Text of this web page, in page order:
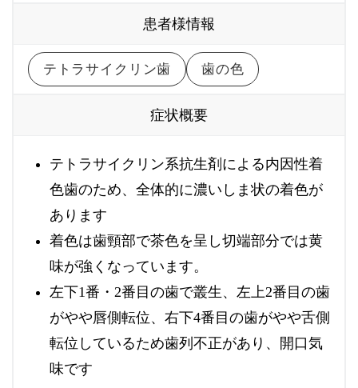
患者様情報
テトラサイクリン歯 歯の色
症状概要
テトラサイクリン系抗生剤による内因性着
色歯のため、全体的に濃いしま状の着色が
あります
着色は歯頸部で茶色を呈し切端部分では黄
味が強くなっています。
左下1番・2番目の歯で叢生、左上2番目の歯
がやや唇側転位、右下4番目の歯がやや舌側
転位しているため歯列不正があり、開口気
味です